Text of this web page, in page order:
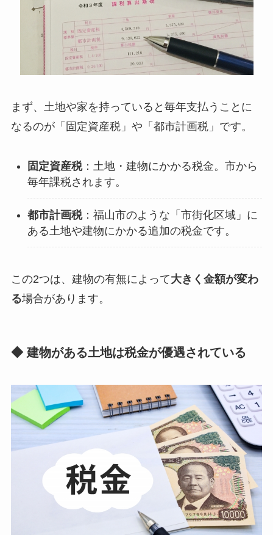
まず、土地や家を持っていると毎年支払うことに
なるのが「固定資産税」や「都市計画税」です。
固定資産税：土地・建物にかかる税金。市から
毎年課税されます。
都市計画税：福山市のような「市街化区域」に
ある土地や建物にかかる追加の税金です。
この2つは、建物の有無によって大きく金額が変わ
る場合があります。
◆ 建物がある土地は税金が優遇されている